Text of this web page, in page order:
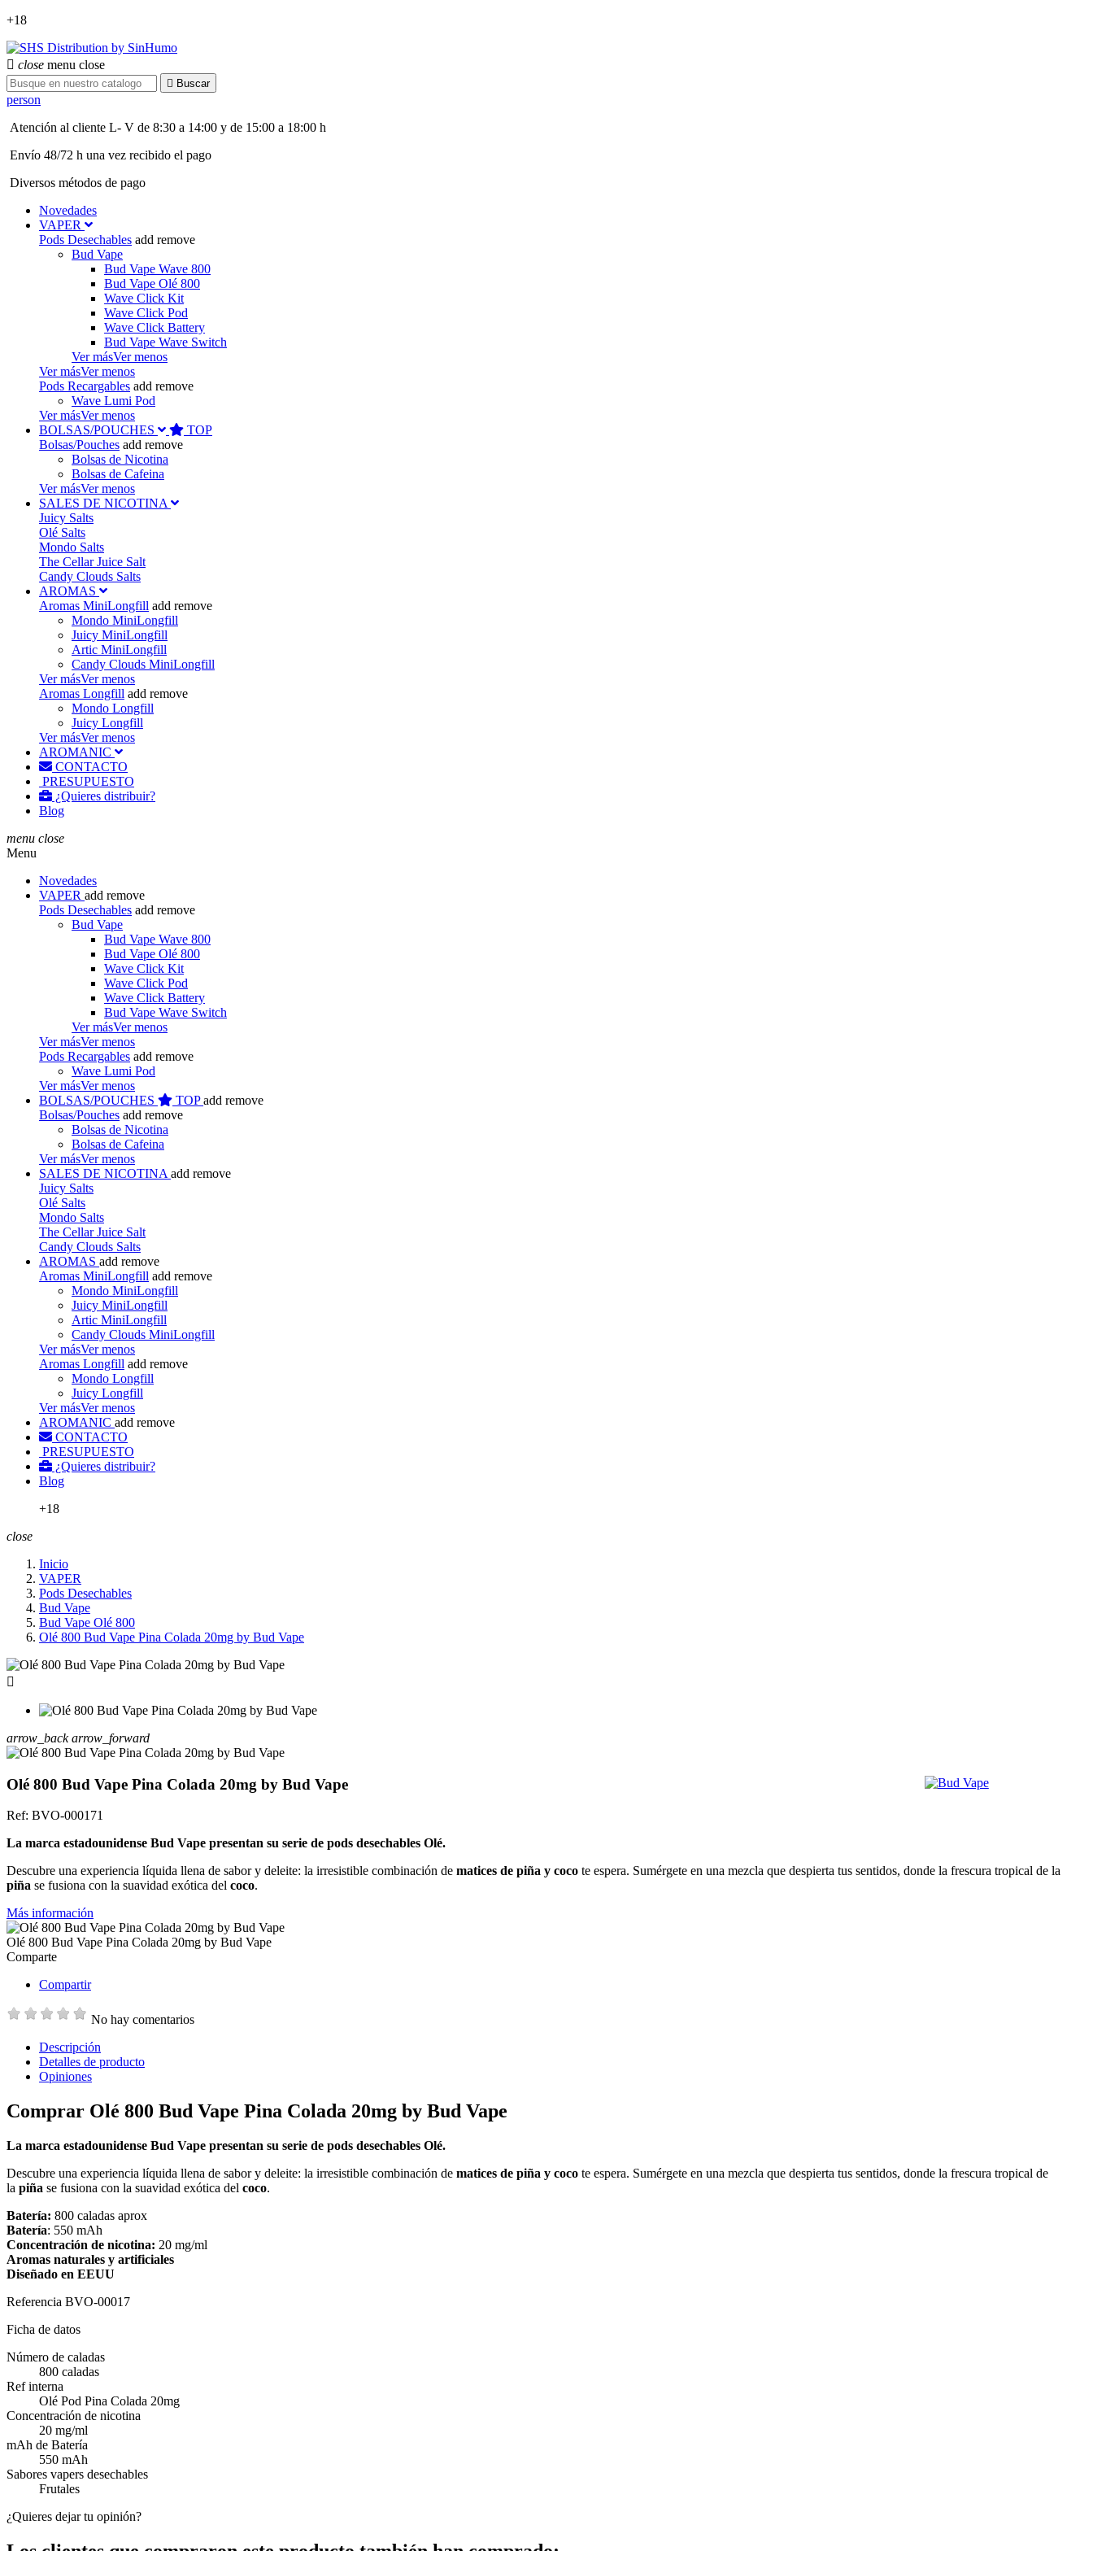
+18
 close menu close
 Buscar
person
Atención al cliente L- V de 8:30 a 14:00 y de 15:00 a 18:00 h
Envío 48/72 h una vez recibido el pago
Diversos métodos de pago
Novedades
VAPER
Pods Desechables add remove
Bud Vape
Bud Vape Wave 800
Bud Vape Olé 800
Wave Click Kit
Wave Click Pod
Wave Click Battery
Bud Vape Wave Switch
Ver másVer menos
Ver másVer menos
Pods Recargables add remove
Wave Lumi Pod
Ver másVer menos
BOLSAS/POUCHES
TOP
Bolsas/Pouches add remove
Bolsas de Nicotina
Bolsas de Cafeina
Ver másVer menos
SALES DE NICOTINA
Juicy Salts
Olé Salts
Mondo Salts
The Cellar Juice Salt
Candy Clouds Salts
AROMAS
Aromas MiniLongfill add remove
Mondo MiniLongfill
Juicy MiniLongfill
Artic MiniLongfill
Candy Clouds MiniLongfill
Ver másVer menos
Aromas Longfill add remove
Mondo Longfill
Juicy Longfill
Ver másVer menos
AROMANIC
CONTACTO
PRESUPUESTO
¿Quieres distribuir?
Blog
menu close
Menu
Novedades
VAPER add remove
Pods Desechables add remove
Bud Vape
Bud Vape Wave 800
Bud Vape Olé 800
Wave Click Kit
Wave Click Pod
Wave Click Battery
Bud Vape Wave Switch
Ver másVer menos
Ver másVer menos
Pods Recargables add remove
Wave Lumi Pod
Ver másVer menos
BOLSAS/POUCHES
TOPadd remove
Bolsas/Pouches add remove
Bolsas de Nicotina
Bolsas de Cafeina
Ver másVer menos
SALES DE NICOTINA add remove
Juicy Salts
Olé Salts
Mondo Salts
The Cellar Juice Salt
Candy Clouds Salts
AROMAS add remove
Aromas MiniLongfill add remove
Mondo MiniLongfill
Juicy MiniLongfill
Artic MiniLongfill
Candy Clouds MiniLongfill
Ver másVer menos
Aromas Longfill add remove
Mondo Longfill
Juicy Longfill
Ver másVer menos
AROMANIC add remove
CONTACTO
PRESUPUESTO
¿Quieres distribuir?
Blog
+18
close
Inicio
VAPER
Pods Desechables
Bud Vape
Bud Vape Olé 800
Olé 800 Bud Vape Pina Colada 20mg by Bud Vape

arrow_back arrow_forward
Olé 800 Bud Vape Pina Colada 20mg by Bud Vape
Ref: BVO-000171
La marca estadounidense Bud Vape presentan su serie de pods desechables Olé.
Descubre una experiencia líquida llena de sabor y deleite: la irresistible combinación de matices de piña y coco te espera. Sumérgete en una mezcla que despierta tus sentidos, donde la frescura tropical de la
piña se fusiona con la suavidad exótica del coco.
Más información
Olé 800 Bud Vape Pina Colada 20mg by Bud Vape
Comparte
Compartir
No hay comentarios
Descripción
Detalles de producto
Opiniones
Comprar Olé 800 Bud Vape Pina Colada 20mg by Bud Vape
La marca estadounidense Bud Vape presentan su serie de pods desechables Olé.
Descubre una experiencia líquida llena de sabor y deleite: la irresistible combinación de matices de piña y coco te espera. Sumérgete en una mezcla que despierta tus sentidos, donde la frescura tropical de
la piña se fusiona con la suavidad exótica del coco.
Batería: 800 caladas aprox
Batería: 550 mAh
Concentración de nicotina: 20 mg/ml
Aromas naturales y artificiales
Diseñado en EEUU
Referencia BVO-00017
Ficha de datos
Número de caladas
800 caladas
Ref interna
Olé Pod Pina Colada 20mg
Concentración de nicotina
20 mg/ml
mAh de Batería
550 mAh
Sabores vapers desechables
Frutales
¿Quieres dejar tu opinión?